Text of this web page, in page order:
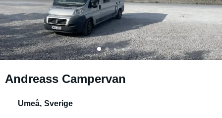
Andreass Campervan
Umeå, Sverige